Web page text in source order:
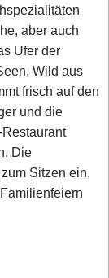
aber auch
Ufer der
Wild aus
frisch auf den
und die
Die
Sitzen ein,